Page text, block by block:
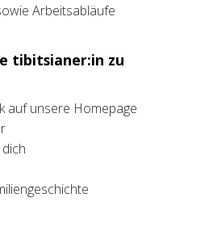
Arbeitsabläufe
tibitsianer:in zu
auf unsere Homepage